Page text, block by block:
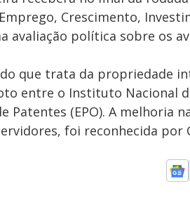
Crescimento,
avaliação política sobre os
que trata da propriedade
entre o Instituto Nacional
Patentes (EPO). A melhoria
foi reconhecida por